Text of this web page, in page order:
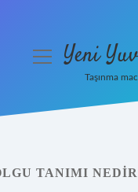
menüyüYeni
Taşınma
TANIMI NEDIR